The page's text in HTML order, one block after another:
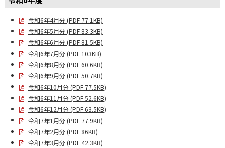
令和6年4月分 (PDF 77.1KB)
令和6年5月分 (PDF 83.3KB)
令和6年6月分 (PDF 81.5KB)
令和6年7月分 (PDF 103KB)
令和6年8月分 (PDF 60.6KB)
令和6年9月分 (PDF 50.7KB)
令和6年10月分 (PDF 77.5KB)
令和6年11月分 (PDF 52.6KB)
令和6年12月分 (PDF 63.5KB)
令和7年1月分 (PDF 77.9KB)
令和7年2月分 (PDF 86KB)
令和7年3月分 (PDF 42.3KB)